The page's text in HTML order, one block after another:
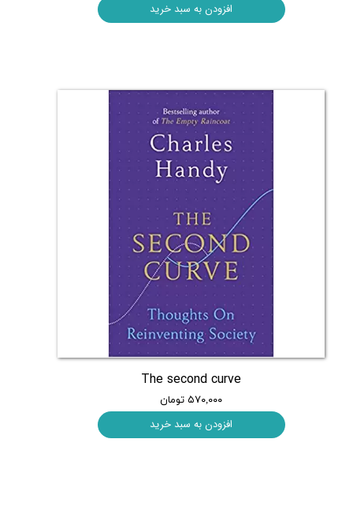
افزودن به سبد خرید
The second curve
۵۷۰,۰۰۰ تومان
افزودن به سبد خرید